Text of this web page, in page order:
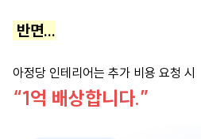
반면...
아정당 인테리어는 추가 비용 요청 시
“1억 배상합니다.”